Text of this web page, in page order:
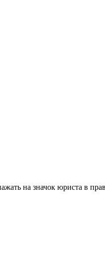
на значок юриста в